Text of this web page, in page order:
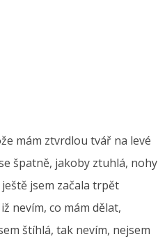
mám ztvrdlou tvář na levé
špatně, jakoby ztuhlá, nohy
jsem začala trpět
nevím, co mám dělat,
štíhlá, tak nevím, nejsem